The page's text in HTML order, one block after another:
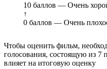
10 баллов — Очень
↑
0 баллов — Очень
Чтобы оценить фильм,
голосования, состоящую из 7
влияет на итоговую оценку